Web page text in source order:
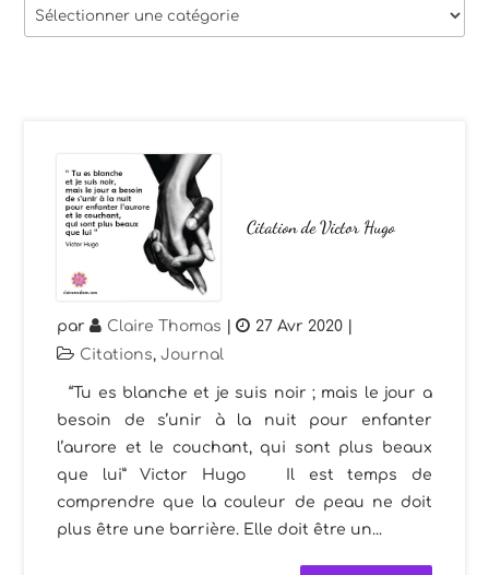
Citation de Victor Hugo
par Claire Thomas | 27 Avr 2020
Citations,Journal
“Tu es blanche et je suis noir ; mais le jour a
besoin de s’unir à la nuit pour enfanter
l’aurore et le couchant, qui sont plus beaux
que lui” Victor Hugo Il est temps de
comprendre que la couleur de peau ne doit
plus être une barrière. Elle doit être un...
Thèmes
des